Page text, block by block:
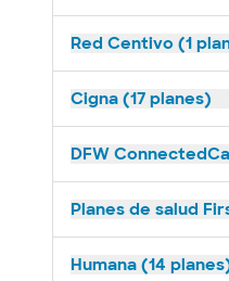
Red Centivo (1
Cigna (17 planes)
DFW
Planes de salud
Humana (14